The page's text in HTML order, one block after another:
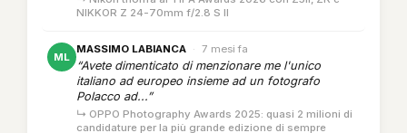
NIKKOR Z 24-70mm f/2.8 S II
ML
MASSIMO LABIANCA · 7 mesi fa
“Avete dimenticato di menzionare me l'unico
italiano ad europeo insieme ad un fotografo
Polacco ad...”
↳ OPPO Photography Awards 2025: quasi 2 milioni di
candidature per la più grande edizione di sempre